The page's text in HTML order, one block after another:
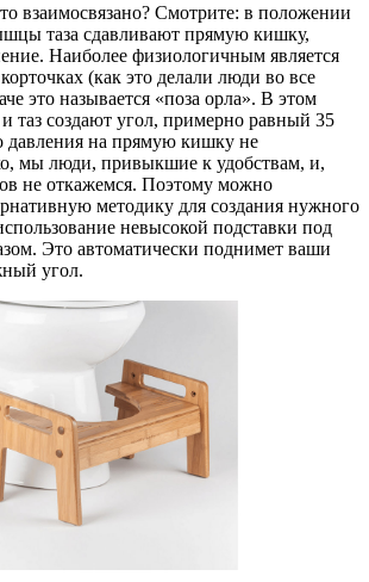
взаимосвязано? Смотрите: в положении
таза сдавливают прямую кишку,
Наиболее физиологичным является
(как это делали люди во все
это называется «поза орла». В этом
таз создают угол, примерно равный 35
давления на прямую кишку не
мы люди, привыкшие к удобствам, и,
не откажемся. Поэтому можно
методику для создания нужного
невысокой подставки под
Это автоматически поднимет ваши
угол.